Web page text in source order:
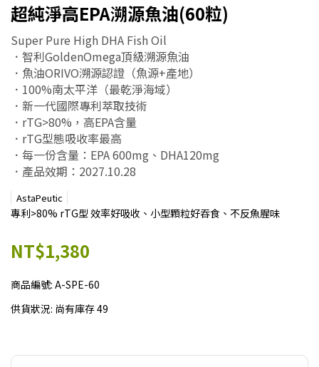
超純淨高EPA溯源魚油(60粒)
Super Pure High DHA Fish Oil
．智利GoldenOmega頂級溯源魚油
．魚油ORIVO溯源認證（魚源+產地）
．100%南太平洋（最乾淨海域）
．新一代國際專利萃取技術
．rTG>80%，高EPA含量
．rTG型態吸收率最高
．每一份含量：EPA 600mg、DHA120mg
．產品效期：2027.10.28
AstaPeutic
專利>80% rTG型 效率好吸收、小型顆粒好吞食、不反魚腥味
NT$1,380
商品編號: A-SPE-60
供貨狀況: 尚有庫存 49